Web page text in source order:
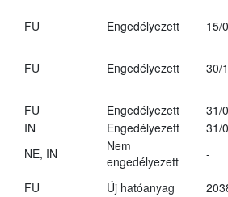
FU Engedélyezett
15/
FU Engedélyezett 30/
FU Engedélyezett
31/
IN Engedélyezett
31/
NE, IN
Nem
engedélyezett
-
FU Új hatóanyag